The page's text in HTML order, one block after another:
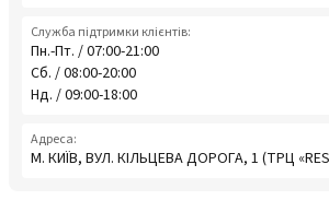
Служба підтримки клієнтів:
Пн.-Пт. / 07:00-21:00
Сб. / 08:00-20:00
Нд. / 09:00-18:00
Адреса:
М. КИЇВ, ВУЛ. КІЛЬЦЕВА ДОРОГА, 1 (ТРЦ